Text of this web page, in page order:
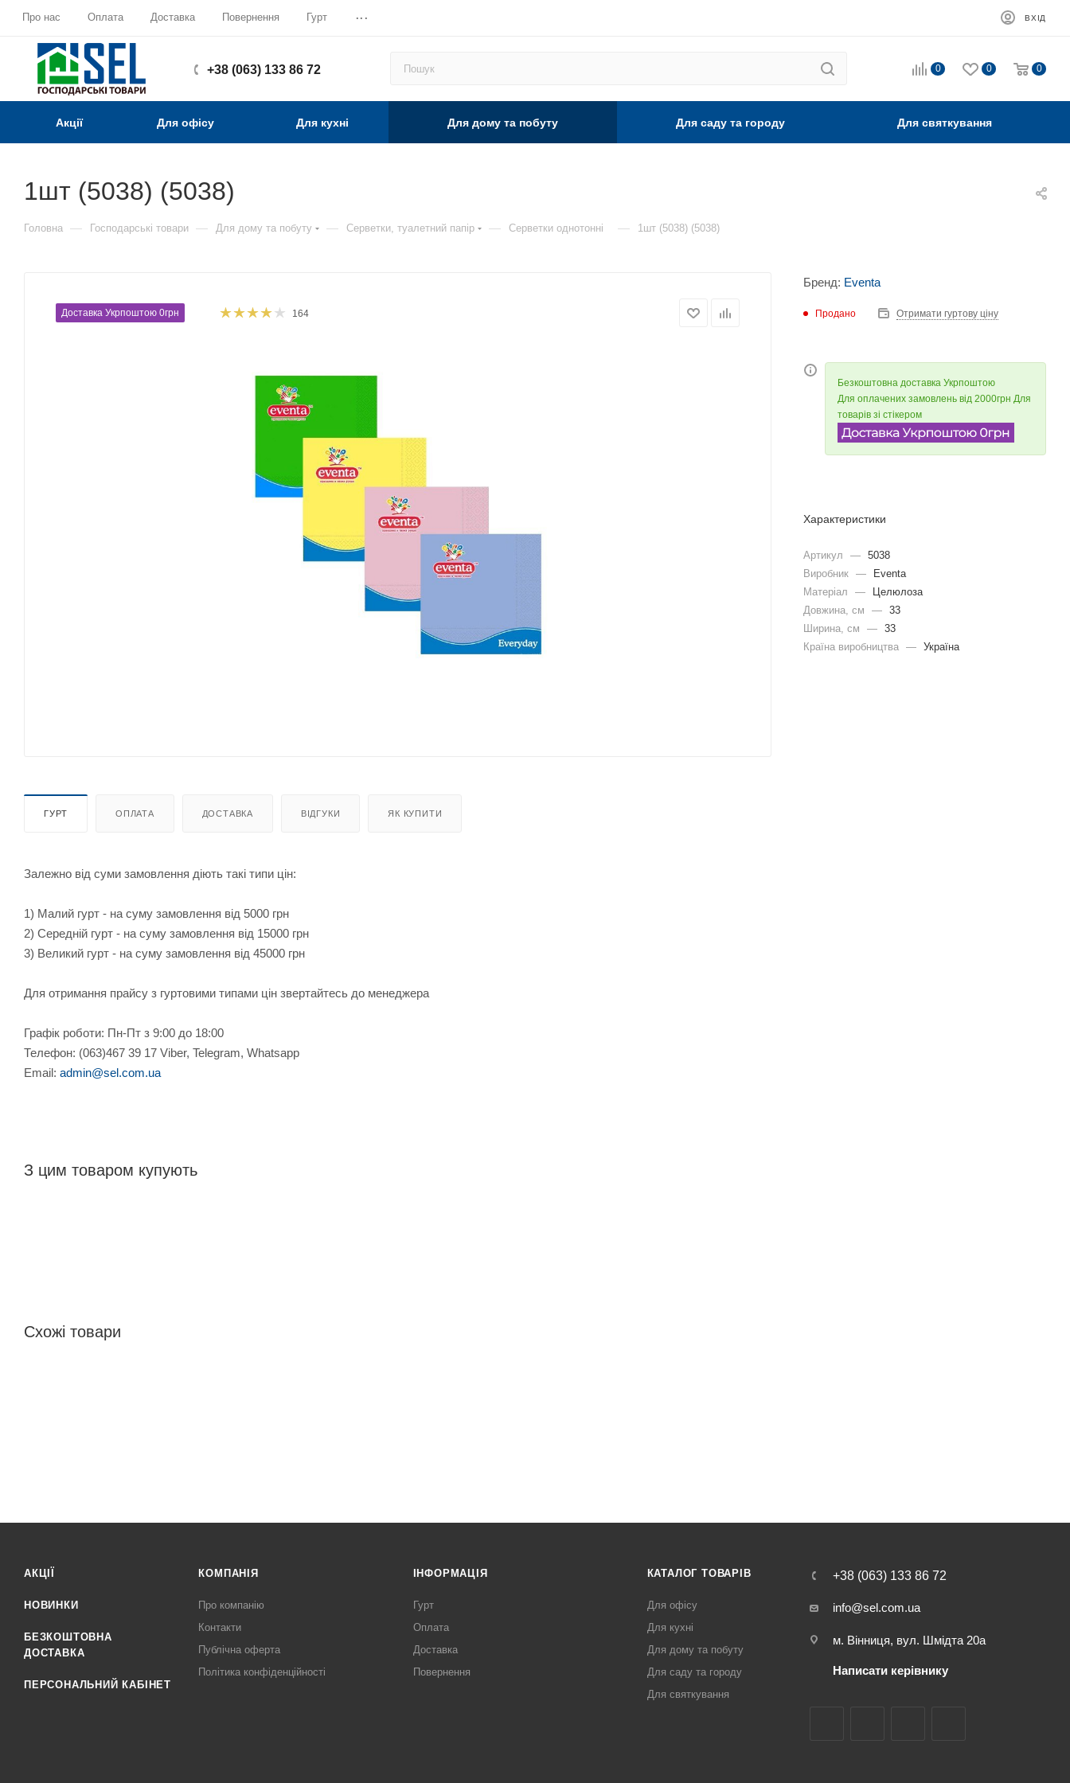
Про нас Оплата Доставка Повернення Гурт ... ВХІД
+38 (063) 133 86 72 0 0 0
Акції Для офісу Для кухні Для дому та побуту Для саду та городу Для святкування
1шт (5038) (5038)
Головна — Господарські товари — Для дому та побуту — Серветки, туалетний папір — Серветки однотонні — 1шт (5038) (5038)
Доставка Укрпоштою 0грн 164
ГУРТ ОПЛАТА ДОСТАВКА ВІДГУКИ ЯК КУПИТИ
Залежно від суми замовлення діють такі типи цін:
1) Малий гурт - на суму замовлення від 5000 грн
2) Середній гурт - на суму замовлення від 15000 грн
3) Великий гурт - на суму замовлення від 45000 грн
Для отримання прайсу з гуртовими типами цін звертайтесь до менеджера
Графік роботи: Пн-Пт з 9:00 до 18:00
Телефон: (063)467 39 17 Viber, Telegram, Whatsapp
Email: admin@sel.com.ua
З цим товаром купують
Схожі товари
Бренд: Eventa
Продано Отримати гуртову ціну
Безкоштовна доставка Укрпоштою
Для оплачених замовлень від 2000грн Для
товарів зі стікером
Характеристики
Артикул — 5038
Виробник —
Eventa
Матеріал
—
Целюлоза
Довжина, cм
— 33
Ширина, cм
— 33
Країна виробництва — Україна
АКЦІЇ
НОВИНКИ
БЕЗКОШТОВНА
ДОСТАВКА
ПЕРСОНАЛЬНИЙ КАБІНЕТ
КОМПАНІЯ
Про компанію
Контакти
Публічна оферта
Політика конфіденційності
ІНФОРМАЦІЯ
Гурт
Оплата
Доставка
Повернення
КАТАЛОГ ТОВАРІВ
Для офісу
Для кухні
Для дому та побуту
Для саду та городу
Для святкування
+38 (063) 133 86 72
info@sel.com.ua
м. Вінниця, вул. Шмідта 20а
Написати керівнику